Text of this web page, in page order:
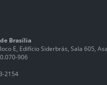
Brasília
E, Edifício Siderbrás, Sala 605,
906
2154